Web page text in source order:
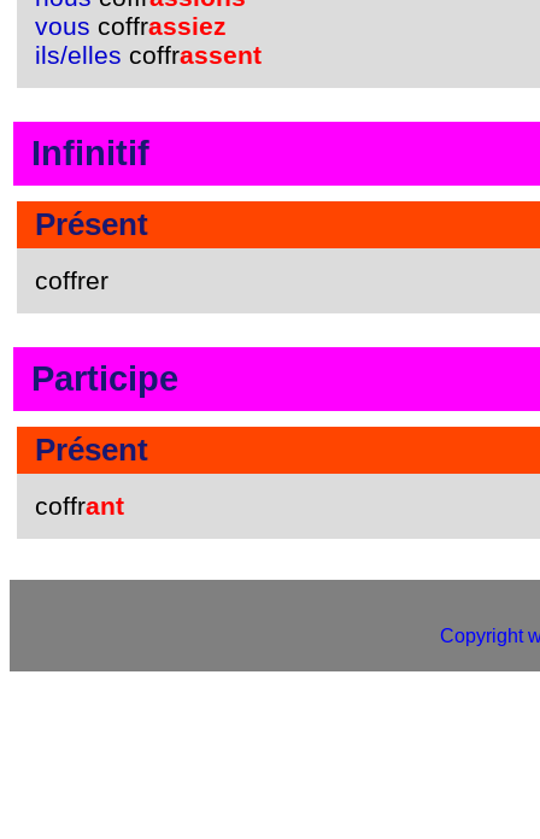
vous coffrassiez
ils/elles coffrassent
Infinitif
Présent
coffrer
Participe
Présent
coffrant
Copyright